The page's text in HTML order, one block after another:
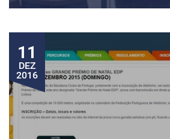
11
DEZ
2016